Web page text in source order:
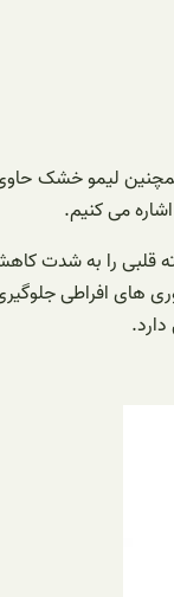
لیمو خشک حاوی
می کنیم.
قلبی را به شدت
های افراطی